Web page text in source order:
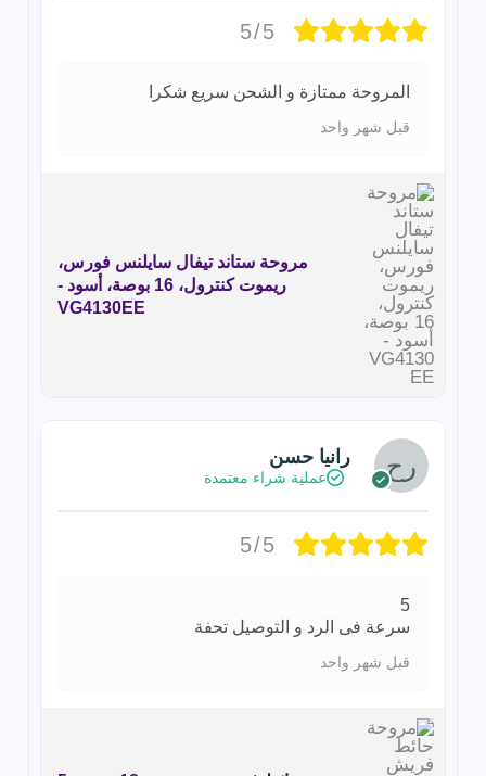
5/5
المروحة ممتازة و الشحن سريع شكرا
قبل شهر واحد
مروحة ستاند تيفال سايلنس فورس،
ريموت كنترول، 16 بوصة، أسود -
VG4130EE
رانيا حسن
عملية شراء معتمدة
5/5
5
سرعة فى الرد و التوصيل تحفة
قبل شهر واحد